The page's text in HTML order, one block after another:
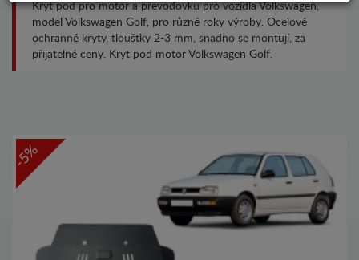
Kryt pod pro motor a převodovku pro vozidla Volkswagen,
model Volkswagen Golf, pro různé roky výroby. Ocelové
ochranné kryty, tloušťky 2-3 mm, snadno se montují, za
přijatelné ceny. Kryt pod motor Volkswagen Golf.
-5%